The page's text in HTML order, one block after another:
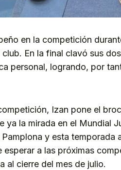
en la competición
club. En la final clavó sus
personal, logrando, por
Izan pone el
ya la mirada en el Mundial
Pamplona y esta temporada
esperar a las próximas
al cierre del mes de julio.